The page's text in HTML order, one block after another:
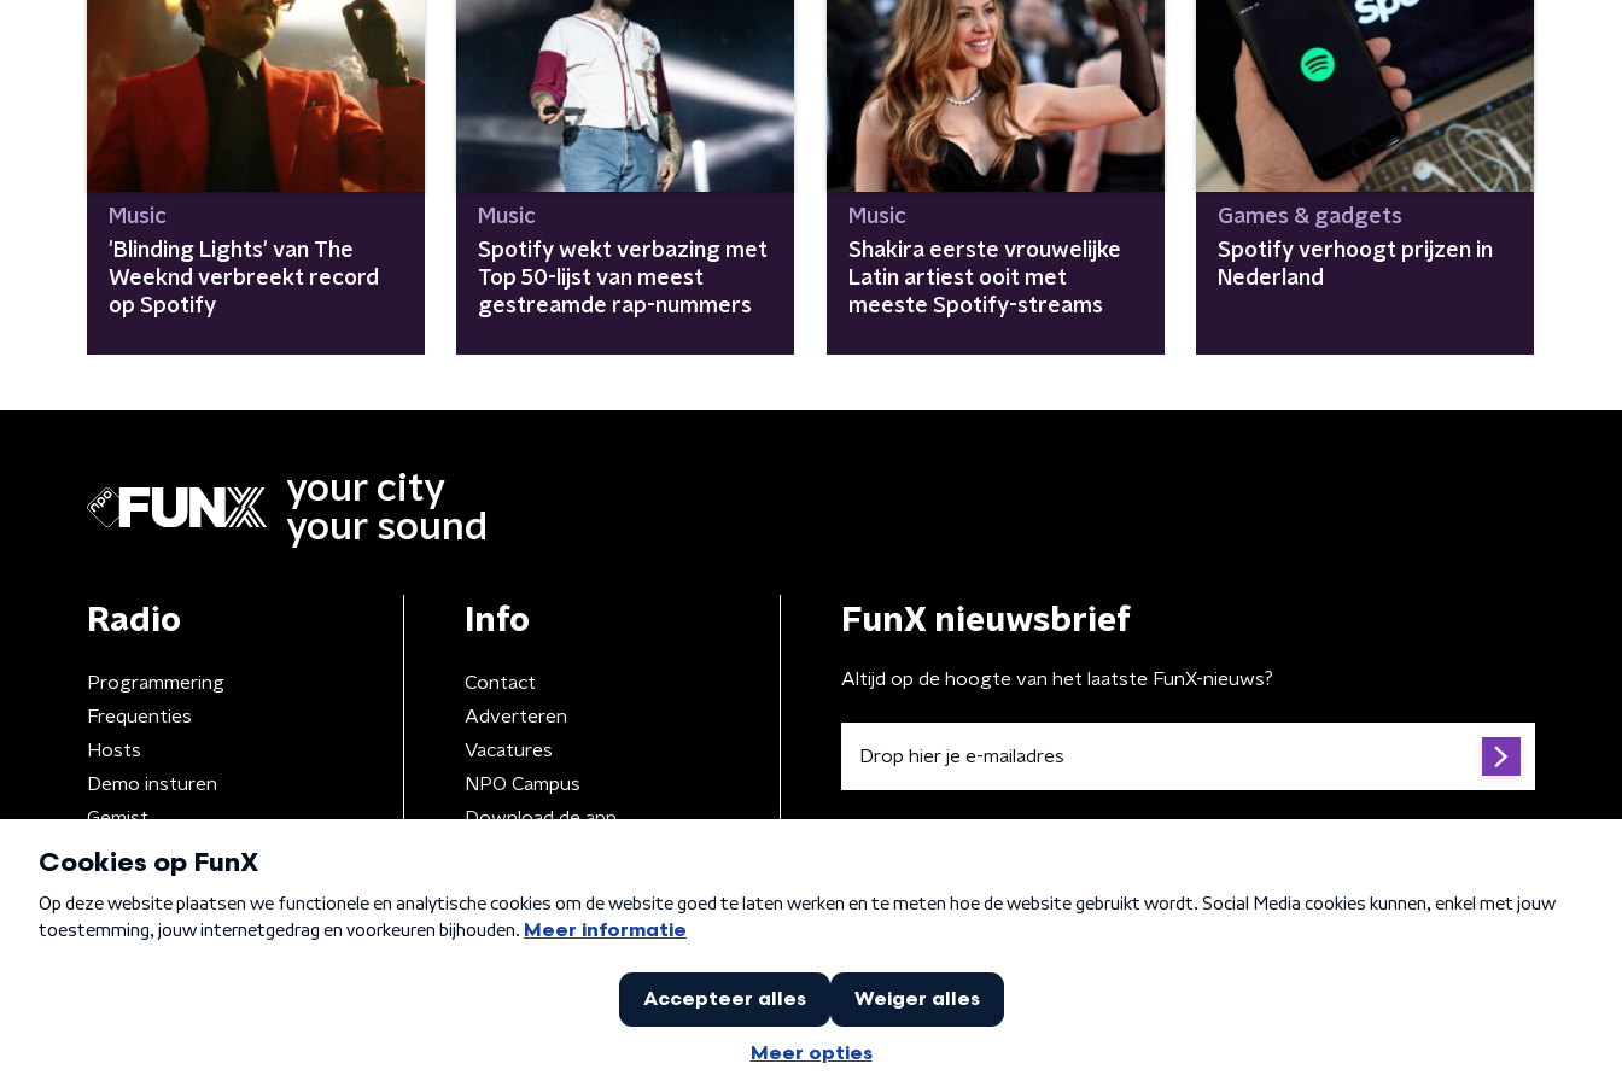
Music
'Blinding Lights' van The
Weeknd verbreekt record
op Spotify
Music
Spotify wekt verbazing met
Top 50-lijst van meest
gestreamde rap-nummers
Music
Shakira eerste vrouwelijke
Latin artiest ooit met
meeste Spotify-streams
Games & gadgets
Spotify verhoogt prijzen in
Nederland
your city
your sound
Radio
Programmering
Frequenties
Hosts
Demo insturen
Gemist
Info
Contact
Adverteren
Vacatures
NPO Campus
Download de app
FunX nieuwsbrief
Altijd op de hoogte van het laatste FunX-nieuws?
Algemene voorwaarden Privacybeleid